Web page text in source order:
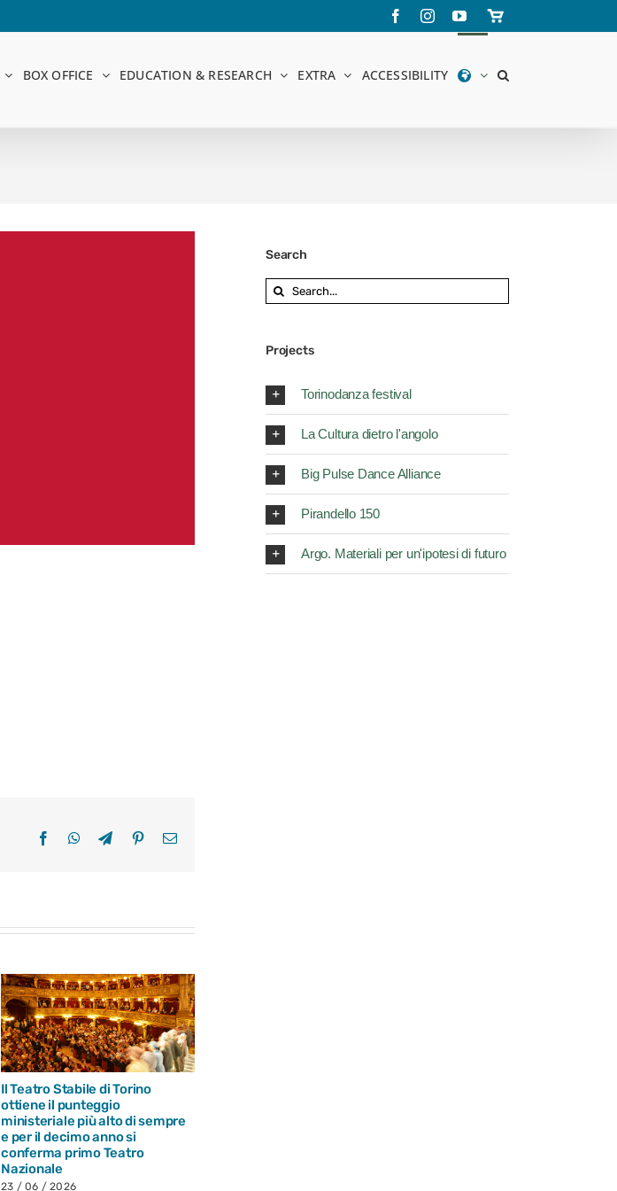
FacebookInstagramYouTube
Store
online
BOX OFFICE EDUCATION & RESEARCH EXTRA ACCESSIBILITY
FacebookWhatsApp
TelegramPinterestEmail
Il Teatro Stabile di Torino
ottiene il punteggio
ministeriale più alto di sempre
e per il decimo anno si
conferma primo Teatro
Nazionale
23 / 06 / 2026
Search
Search
for:
Projects
Torinodanza festival
La Cultura dietro l'angolo
Big Pulse Dance Alliance
Pirandello 150
Argo. Materiali per un'ipotesi di futuro